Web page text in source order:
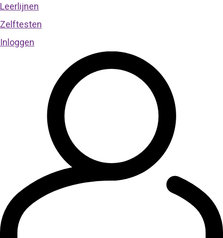
Leerlijnen
Zelftesten
Inloggen